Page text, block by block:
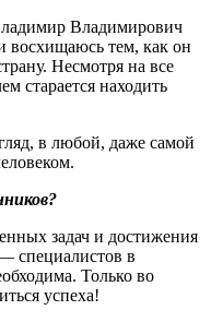
Владимирович
восхищаюсь тем, как он
Несмотря на все
старается находить
в любой, даже самой
задач и достижения
специалистов в
Только во
успеха!